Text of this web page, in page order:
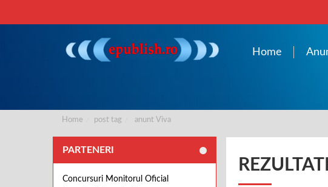
Home
Home post tag anunt Viva
PARTENERI
Concursuri Monitorul Oficial